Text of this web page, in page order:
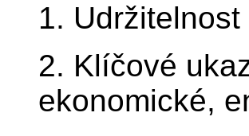
1.
2. Klíčové
ekonomické,